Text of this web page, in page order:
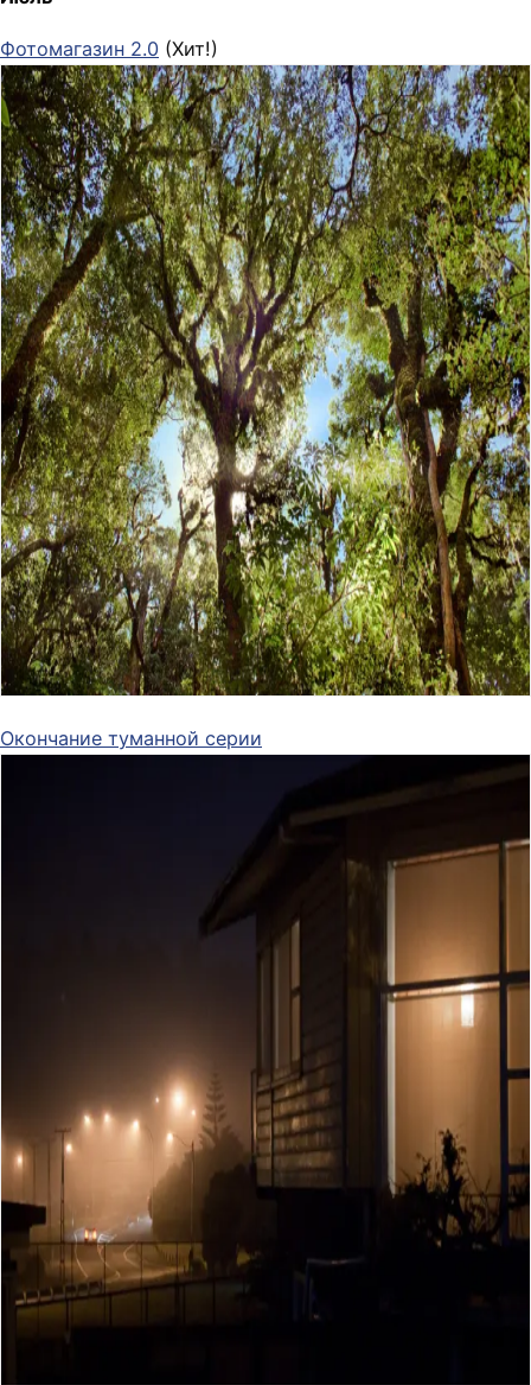
Фотомагазин 2.0 (Хит!)
Окончание туманной серии